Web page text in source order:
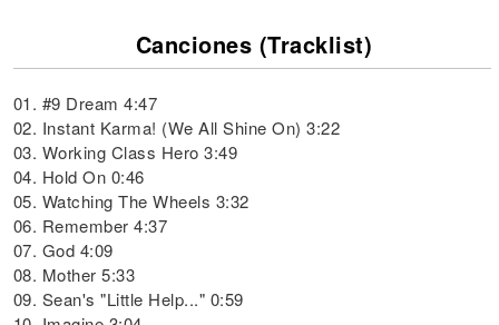
Canciones (Tracklist)
01. #9 Dream 4:47
02. Instant Karma! (We All Shine On) 3:22
03. Working Class Hero 3:49
04. Hold On 0:46
05. Watching The Wheels 3:32
06. Remember 4:37
07. God 4:09
08. Mother 5:33
09. Sean's "Little Help..." 0:59